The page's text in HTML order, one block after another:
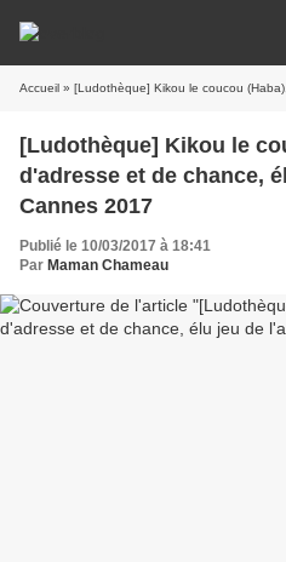
Accueil » [Ludothèque] Kikou le coucou (Haba), jeu
[Ludothèque] Kikou le
d'adresse et de chance,
Cannes 2017
Publié le 10/03/2017 à 18:41
Par Maman Chameau